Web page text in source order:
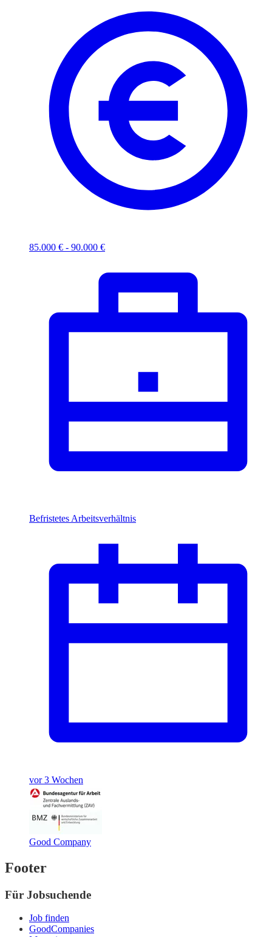
85.000 € - 90.000 €
Befristetes Arbeitsverhältnis
vor 3 Wochen
Good Company
Footer
Für Jobsuchende
Job finden
GoodCompanies